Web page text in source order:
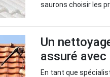
saurons choisir les
Un
assuré
En tant que